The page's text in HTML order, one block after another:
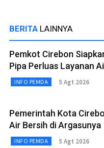
BERITA LAINNYA
Pemkot Cirebon
Pipa Perluas Layanan
INFO PEMDA 5 Agt 2026
Pemerintah Kota
Air Bersih di Argasunya
INFO PEMDA 5 Agt 2026